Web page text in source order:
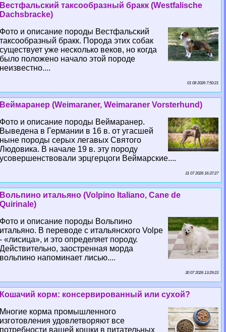
Вестфальский таксообразный бpaкк (Westfalische
Dachsbracke)
Фото и описание породы Вестфальский
таксообразный бpaкк. Порода этих собак
существует уже несколько веков, но когда
было положено начало этой породе
неизвестно....
01 08 2026 7:50:21
Веймаранер (Weimaraner, Weimaraner Vorsterhund)
Фото и описание породы Веймаранер.
Выведена в Германии в 16 в. от угасшей
ныне породы серых легавых Святого
Людовика. В начале 19 в. эту породу
усовершенствовали эрцгерцоги Веймарские....
31 07 2026 16:37:27
Вольпино итальяно (Volpino Italiano, Cane de
Quirinale)
Фото и описание породы Вольпино
итальяно. В переводе с итальянского Volpe
- «лисица», и это определяет породу.
Действительно, заостренная морда
вольпино напоминает лисью....
30 07 2026 13:29:23
Кошачий корм: консервированный или сухой?
Многие корма промышленного
изготовления удовлетворяют все
потребности вашей кошки в питательных